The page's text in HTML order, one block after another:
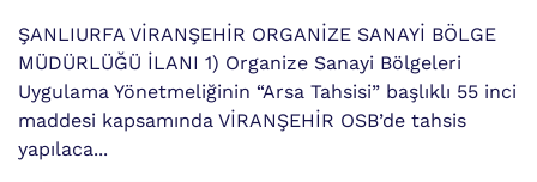
ŞANLIURFA VİRANŞEHİR ORGANİZE SANAYİ BÖLGE
MÜDÜRLÜĞÜ İLANI 1) Organize Sanayi Bölgeleri
Uygulama Yönetmeliğinin “Arsa Tahsisi” başlıklı 55 inci
maddesi kapsamında VİRANŞEHİR OSB’de tahsis
yapılaca...